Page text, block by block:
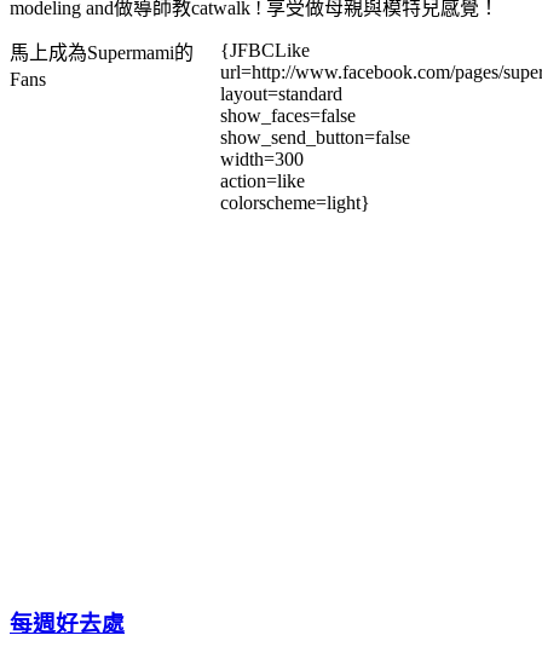
modeling and做導師教catwalk ! 享受做母親與模特兒感覺！
馬上成為Supermami的
Fans
{JFBCLike
url=http://www.facebook.com/pages/
layout=standard
show_faces=false
show_send_button=false
width=300
action=like
colorscheme=light}
每週好去處